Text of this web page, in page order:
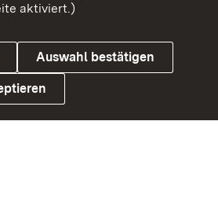
Cookies
aktiviert.)
Auswahl bestätigen